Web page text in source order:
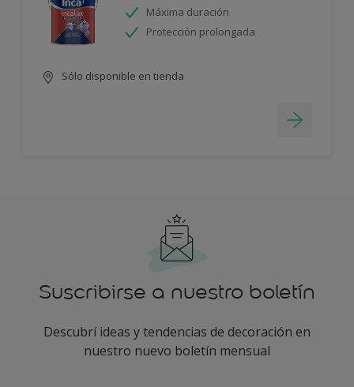
Máxima duración
Protección prolongada
Sólo disponible en tienda
Suscribirse a nuestro boletín
Descubrí ideas y tendencias de decoración en
nuestro nuevo boletín mensual